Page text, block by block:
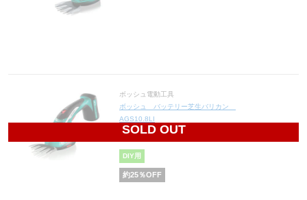
SOLD OUT
ボッシュ電動工具
ボッシュ バッテリー芝生バリカン
AGS10.8LI
16,800
DIY用
約25％OFF